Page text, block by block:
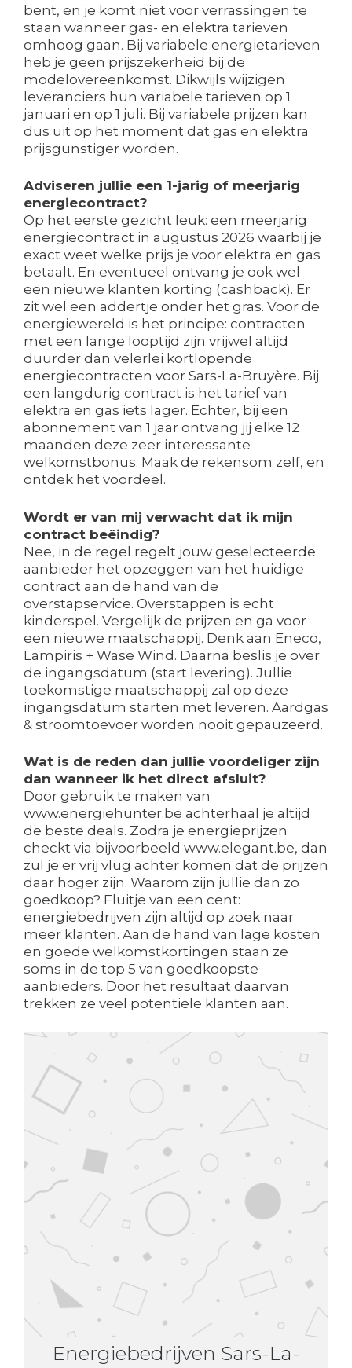
bent, en je komt niet voor verrassingen te
staan wanneer gas- en elektra tarieven
omhoog gaan. Bij variabele energietarieven
heb je geen prijszekerheid bij de
modelovereenkomst. Dikwijls wijzigen
leveranciers hun variabele tarieven op 1
januari en op 1 juli. Bij variabele prijzen kan
dus uit op het moment dat gas en elektra
prijsgunstiger worden.
Adviseren jullie een 1-jarig of meerjarig
energiecontract?
Op het eerste gezicht leuk: een meerjarig
energiecontract in augustus 2026 waarbij je
exact weet welke prijs je voor elektra en gas
betaalt. En eventueel ontvang je ook wel
een nieuwe klanten korting (cashback). Er
zit wel een addertje onder het gras. Voor de
energiewereld is het principe: contracten
met een lange looptijd zijn vrijwel altijd
duurder dan velerlei kortlopende
energiecontracten voor Sars-La-Bruyère. Bij
een langdurig contract is het tarief van
elektra en gas iets lager. Echter, bij een
abonnement van 1 jaar ontvang jij elke 12
maanden deze zeer interessante
welkomstbonus. Maak de rekensom zelf, en
ontdek het voordeel.
Wordt er van mij verwacht dat ik mijn
contract beëindig?
Nee, in de regel regelt jouw geselecteerde
aanbieder het opzeggen van het huidige
contract aan de hand van de
overstapservice. Overstappen is echt
kinderspel. Vergelijk de prijzen en ga voor
een nieuwe maatschappij. Denk aan Eneco,
Lampiris + Wase Wind. Daarna beslis je over
de ingangsdatum (start levering). Jullie
toekomstige maatschappij zal op deze
ingangsdatum starten met leveren. Aardgas
& stroomtoevoer worden nooit gepauzeerd.
Wat is de reden dan jullie voordeliger zijn
dan wanneer ik het direct afsluit?
Door gebruik te maken van
www.energiehunter.be achterhaal je altijd
de beste deals. Zodra je energieprijzen
checkt via bijvoorbeeld www.elegant.be, dan
zul je er vrij vlug achter komen dat de prijzen
daar hoger zijn. Waarom zijn jullie dan zo
goedkoop? Fluitje van een cent:
energiebedrijven zijn altijd op zoek naar
meer klanten. Aan de hand van lage kosten
en goede welkomstkortingen staan ze
soms in de top 5 van goedkoopste
aanbieders. Door het resultaat daarvan
trekken ze veel potentiële klanten aan.
Energiebedrijven Sars-La-